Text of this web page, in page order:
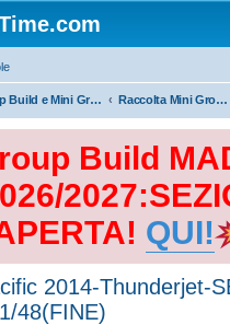
Group Build e Mini Group Build Raccolta Mini Group Build
Build
QUI!
2014-Thunderjet-
48(FINE)